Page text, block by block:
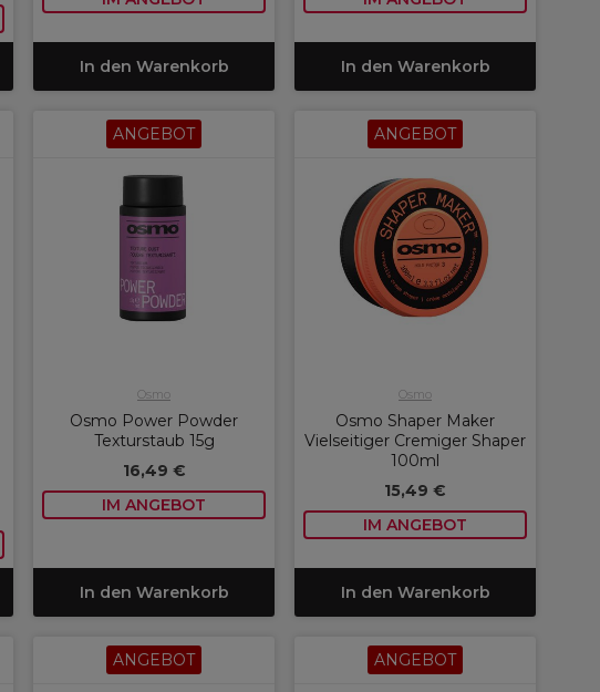
In den Warenkorb In den Warenkorb
ANGEBOT
Osmo
Osmo Power Powder
Texturstaub 15g
16,49 €
IM ANGEBOT
In den Warenkorb
ANGEBOT
Osmo
Osmo Shaper Maker
Vielseitiger Cremiger Shaper
100ml
15,49 €
IM ANGEBOT
In den Warenkorb
ANGEBOT ANGEBOT